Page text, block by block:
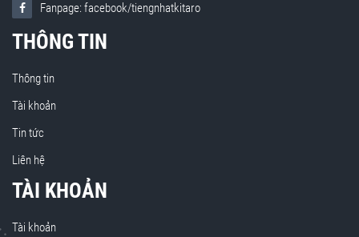
Fanpage: facebook/tiengnhatkitaro
THÔNG TIN
Thông tin
Tài khoản
Tin tức
Liên hệ
TÀI KHOẢN
Tài khoản